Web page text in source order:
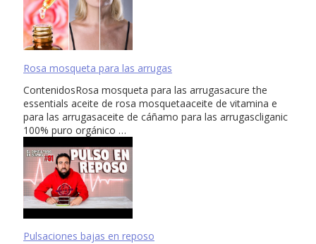
Rosa mosqueta para las arrugas
ContenidosRosa mosqueta para las arrugasacure the
essentials aceite de rosa mosquetaaceite de vitamina e
para las arrugasaceite de cáñamo para las arrugascliganic
100% puro orgánico …
Pulsaciones bajas en reposo